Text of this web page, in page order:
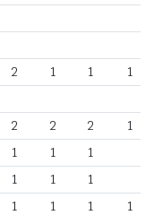
2 1 1
1
2 2 2
1
1 1
1
1 1
1
1 1 1
1